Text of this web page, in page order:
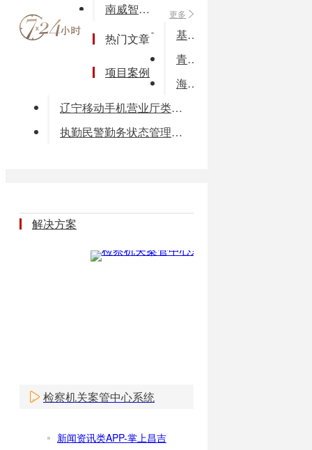
更多
热门文章
项目案例
南威智能化办公平台
基于web服务应用程序设计论文
青牛CCOD产品
海德餐饮管理系统
辽宁移动手机营业厅类型：生活更新：2019-03-22下载次数：5000万+系统：Android，iOS开发商：辽宁移动(官网)手机扫二维下载安卓版下载苹果版下载手机移动软件排行
执勤民警勤务状态管理平台
解决方案
检察机关案管中心系统
新闻资讯类APP-掌上昌吉